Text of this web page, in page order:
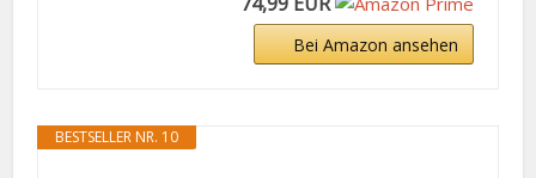
Bei Amazon ansehen
BESTSELLER NR. 10